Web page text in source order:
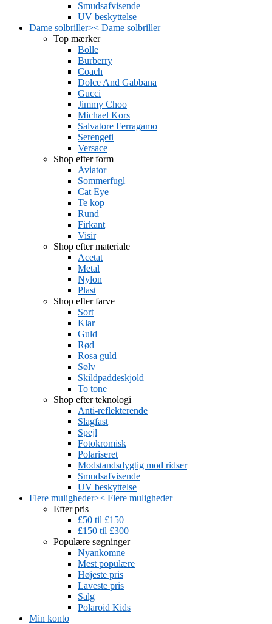
Smudsafvisende
UV beskyttelse
Dame solbriller>< Dame solbriller
Top mærker
Bolle
Burberry
Coach
Dolce And Gabbana
Gucci
Jimmy Choo
Michael Kors
Salvatore Ferragamo
Serengeti
Versace
Shop efter form
Aviator
Sommerfugl
Cat Eye
Te kop
Rund
Firkant
Visir
Shop efter materiale
Acetat
Metal
Nylon
Plast
Shop efter farve
Sort
Klar
Guld
Rød
Rosa guld
Sølv
Skildpaddeskjold
To tone
Shop efter teknologi
Anti-reflekterende
Slagfast
Spejl
Fotokromisk
Polariseret
Modstandsdygtig mod ridser
Smudsafvisende
UV beskyttelse
Flere muligheder>< Flere muligheder
Efter pris
£50 til £150
£150 til £300
Populære søgninger
Nyankomne
Mest populære
Højeste pris
Laveste pris
Salg
Polaroid Kids
Min konto